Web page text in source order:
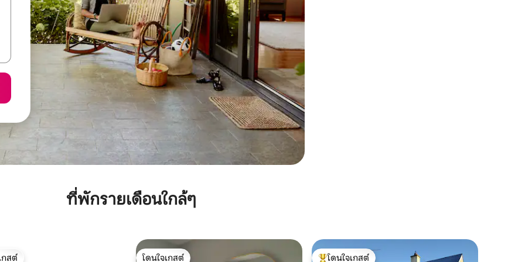
ที่พักรายเดือนใกล้ๆ
กสต์ โดนใจเกสต์ โดนใจเกสต์